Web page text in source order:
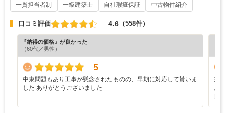
一貫担当者制
一級建築士 自社瑕疵保証 中古物件紹介
口コミ評価 4.6 （558件）
『納得の価格』が良かった
（60代／男性）
5
中東問題もあり工事が懸念されたものの、早期に対応して貰いま
した ありがとうございました
主